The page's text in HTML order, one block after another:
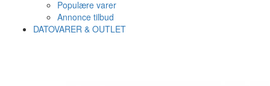
Populære varer
Annonce tilbud
DATOVARER & OUTLET